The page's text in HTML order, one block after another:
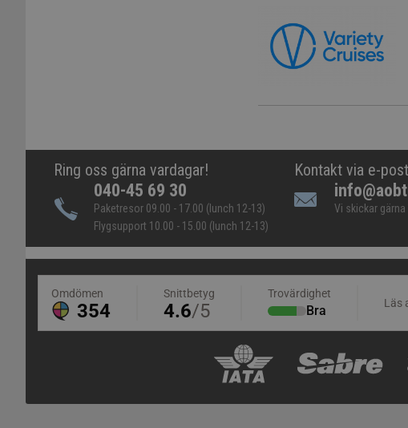
Ring oss gärna vardagar!
040-45 69 30
Paketresor 09.00 - 17.00 (lunch 12-13)
Flygsupport 10.00 - 15.00 (lunch 12-13)
Kontakt via e-post
Vi skickar